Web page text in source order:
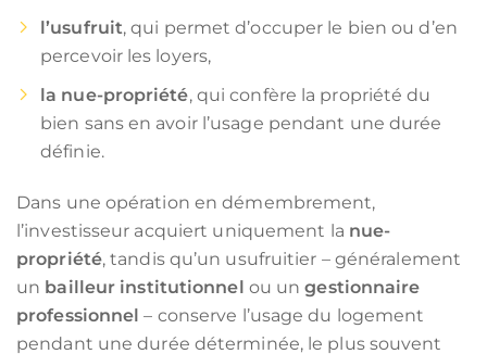
l’usufruit, qui permet d’occuper le bien ou d’en
percevoir les loyers,
la nue-propriété, qui confère la propriété du
bien sans en avoir l’usage pendant une durée
définie.
Dans une opération en démembrement,
l’investisseur acquiert uniquement la nue-
propriété, tandis qu’un usufruitier – généralement
un bailleur institutionnel ou ungestionnaire
professionnel – conserve l’usage du logement
pendant une durée déterminée, le plus souvent